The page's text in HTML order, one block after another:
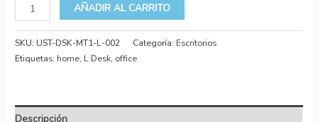
AÑADIR AL CARRITO
SKU: UST-DSK-MT1-L-002 Categoría: Escritorios
Etiquetas: home, L Desk, office
Descripción